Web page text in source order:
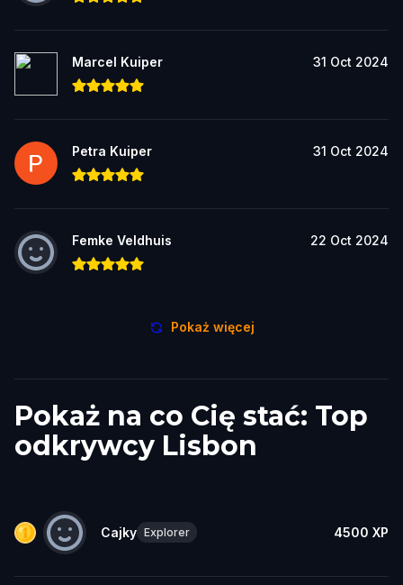
Marcel Kuiper 31 Oct 2024
Petra Kuiper 31 Oct 2024
Femke Veldhuis 22 Oct 2024
Pokaż więcej
Pokaż na co Cię stać: Top
odkrywcy Lisbon
Cajky Explorer 4500 XP